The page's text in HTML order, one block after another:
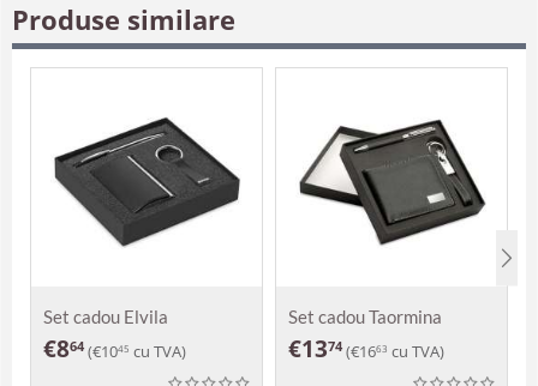
Produse similare
Set cadou Elvila
€864 (€1045 cu TVA)
Set cadou Taormina
€1374 (€1663 cu TVA)